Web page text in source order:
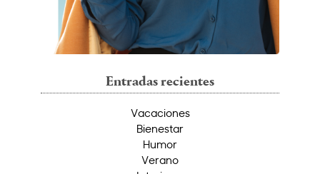
Entradas recientes
Vacaciones
Bienestar
Humor
Verano